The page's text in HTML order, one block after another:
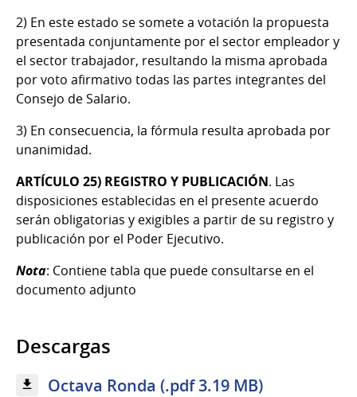
2) En este estado se somete a votación la propuesta
presentada conjuntamente por el sector empleador y
el sector trabajador, resultando la misma aprobada
por voto afirmativo todas las partes integrantes del
Consejo de Salario.
3) En consecuencia, la fórmula resulta aprobada por
unanimidad.
ARTÍCULO 25) REGISTRO Y PUBLICACIÓN. Las
disposiciones establecidas en el presente acuerdo
serán obligatorias y exigibles a partir de su registro y
publicación por el Poder Ejecutivo.
Nota: Contiene tabla que puede consultarse en el
documento adjunto
Descargas
Octava Ronda (.pdf 3.19 MB)